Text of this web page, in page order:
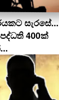
සැරසේ...
400ක්